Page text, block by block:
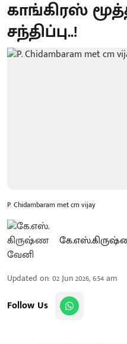
காங்கிரஸ்
சந்திப்பு..!
P. Chidambaram met cm vijay
Updated on:02 Jun 2026, 6:54 am
Follow Us